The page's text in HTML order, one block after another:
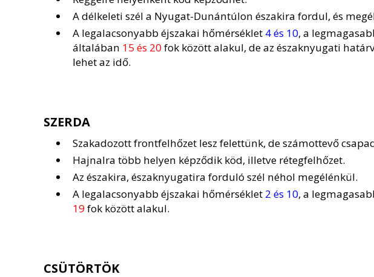
A délkeleti szél a Nyugat-Dunántúlon északira fordul, és
A legalacsonyabb éjszakai hőmérséklet 4 és 10, a
általában 15 és 20fok között alakul, de az északnyugati
lehet az idő.
SZERDA
Szakadozott frontfelhőzet lesz felettünk, de számottevő
Hajnalra több helyen képződik köd, illetve rétegfelhőzet.
Az északira, északnyugatira forduló szél néhol megélénkül.
A legalacsonyabb éjszakai hőmérséklet 2 és 10, a
19fok között alakul.
CSÜTÖRTÖK